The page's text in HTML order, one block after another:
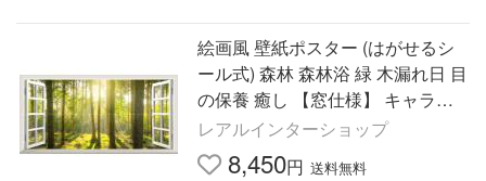
絵画風 壁紙ポスター (はがせるシ
ール式) 森林 森林浴 緑 木漏れ日 目
の保養 癒し 【窓仕様】 キャラク
ロ SNR-113MS1(パノラマS版 115
2mm×576mm)＜日本製＞
レアルインターショップ
8,450円 送料無料